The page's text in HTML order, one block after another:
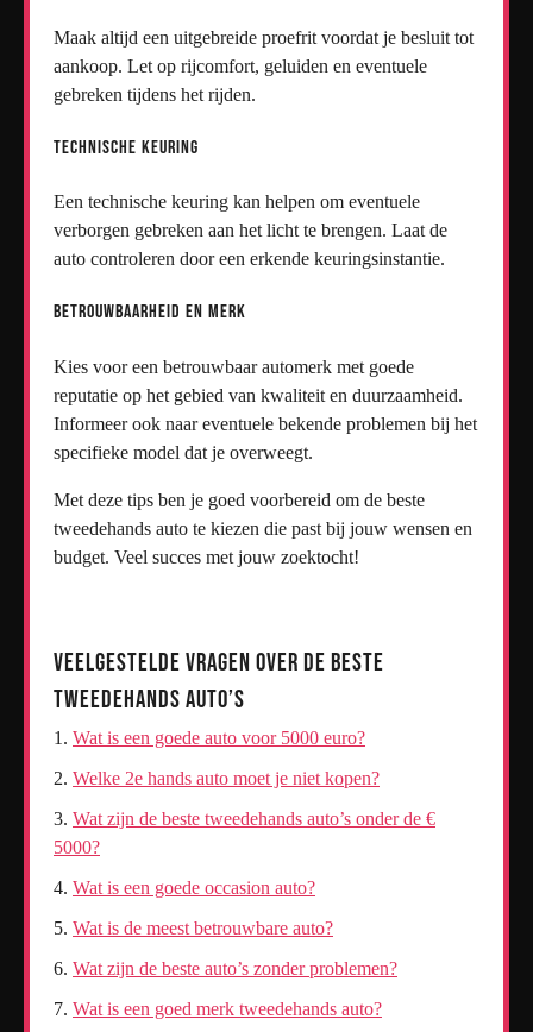
Maak altijd een uitgebreide proefrit voordat je besluit tot
aankoop. Let op rijcomfort, geluiden en eventuele
gebreken tijdens het rijden.
Technische Keuring
Een technische keuring kan helpen om eventuele
verborgen gebreken aan het licht te brengen. Laat de
auto controleren door een erkende keuringsinstantie.
Betrouwbaarheid en Merk
Kies voor een betrouwbaar automerk met goede
reputatie op het gebied van kwaliteit en duurzaamheid.
Informeer ook naar eventuele bekende problemen bij het
specifieke model dat je overweegt.
Met deze tips ben je goed voorbereid om de beste
tweedehands auto te kiezen die past bij jouw wensen en
budget. Veel succes met jouw zoektocht!
Veelgestelde Vragen over de Beste
Tweedehands Auto’s
Wat is een goede auto voor 5000 euro?
Welke 2e hands auto moet je niet kopen?
Wat zijn de beste tweedehands auto’s onder de €
5000?
Wat is een goede occasion auto?
Wat is de meest betrouwbare auto?
Wat zijn de beste auto’s zonder problemen?
Wat is een goed merk tweedehands auto?